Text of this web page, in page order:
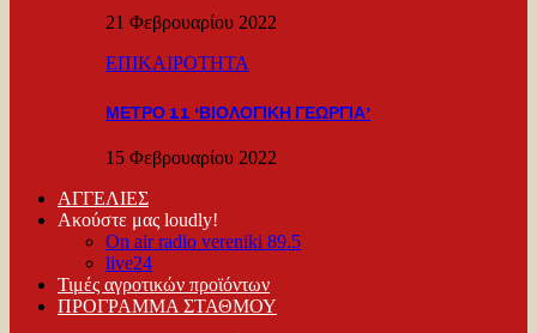
21 Φεβρουαρίου 2022
ΕΠΙΚΑΙΡΟΤΗΤΑ
ΜΕΤΡΟ 11 ‘ΒΙΟΛΟΓΙΚΗ ΓΕΩΡΓΙΑ’
15 Φεβρουαρίου 2022
ΑΓΓΕΛΙΕΣ
Ακούστε μας loudly!
On air radio vereniki 89.5
live24
Τιμές αγροτικών προϊόντων
ΠΡΟΓΡΑΜΜΑ ΣΤΑΘΜΟΥ